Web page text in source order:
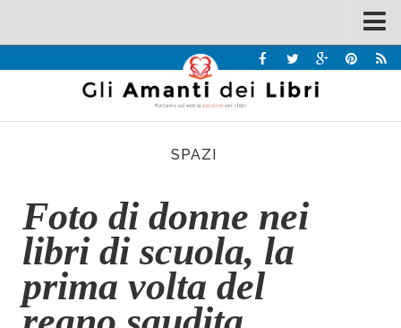
Recensioni
Interviste & Incontri
Chi siamo
Contatti
Eventi
SPAZI
Foto di donne nei
libri di scuola, la
prima volta del